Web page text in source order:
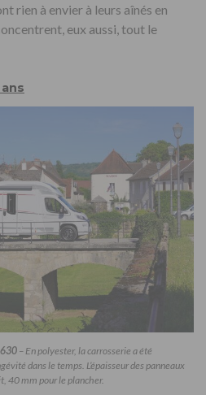
rien à envier à leurs aînés en
eux aussi, tout le
– En polyester, la carrosserie a été
dans le temps. L’épaisseur des panneaux
40 mm pour le plancher.